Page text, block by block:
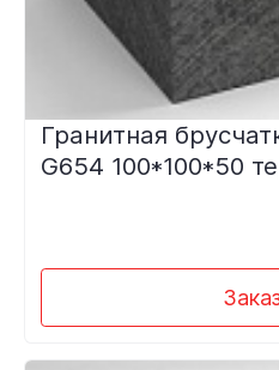
Гранитная
G654 100*100*50